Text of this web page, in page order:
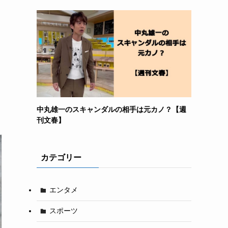
中丸雄一のスキャンダルの相手は元カノ？【週
刊文春】
カテゴリー
エンタメ
スポーツ